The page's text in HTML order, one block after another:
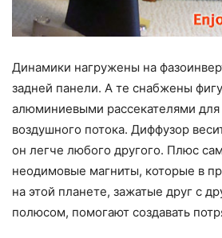
Динамики нагружены на
задней панели. А те снабжены
алюминиевыми рассекателями
воздушного потока. Диффузор
он легче любого другого. Плюс
неодимовые магниты, которые в
на этой планете, зажатые друг с
полюсом, помогают создавать